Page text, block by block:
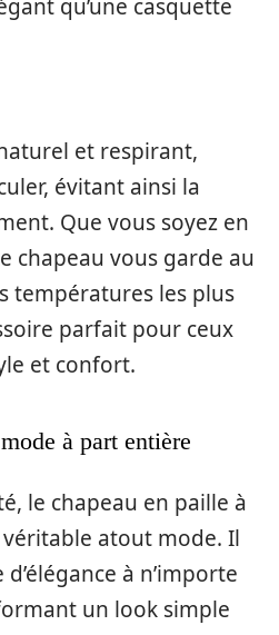
qu’une casquette
et respirant,
évitant ainsi la
Que vous soyez en
chapeau vous garde au
températures les plus
parfait pour ceux
et confort.
à part entière
le chapeau en paille à
atout mode. Il
à n’importe
un look simple